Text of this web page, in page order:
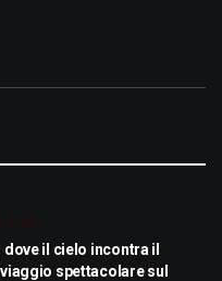
2026
il cielo incontra il
spettacolare sul